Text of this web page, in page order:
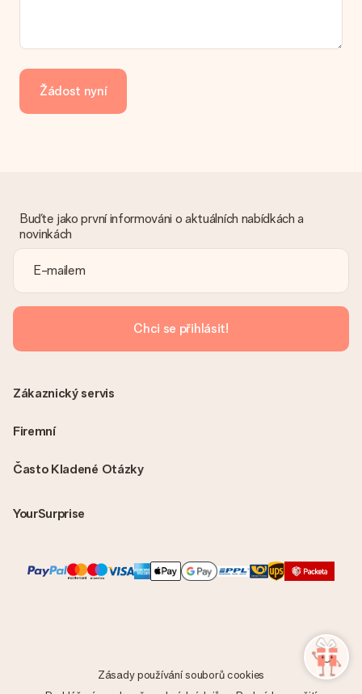
Jak mohu zaplatit objednávku?
kartu, fakturu přes Klarna nebo ruční převod. V případě ručního
převodu platby prosím vezměte v úvahu dodací lhůtu 3 dny
navíc.
vhodné řešení.
Je faktura odeslána spolu s objednávkou?
vždy v potvrzovacím e-mailu a vždy ji najdete ve svém účtu
MySurprise. To znamená, že můžete dar doručit přímo
příjemci, což je opravdovým překvapením!
Žádost nyní
Buďte jako první informováni o aktuálních nabídkách a
novinkách
Chci se přihlásit!
Často Kladené Otázky
YourSurprise
Zákaznický servis
Firemní
Zásady používání souborů cookies